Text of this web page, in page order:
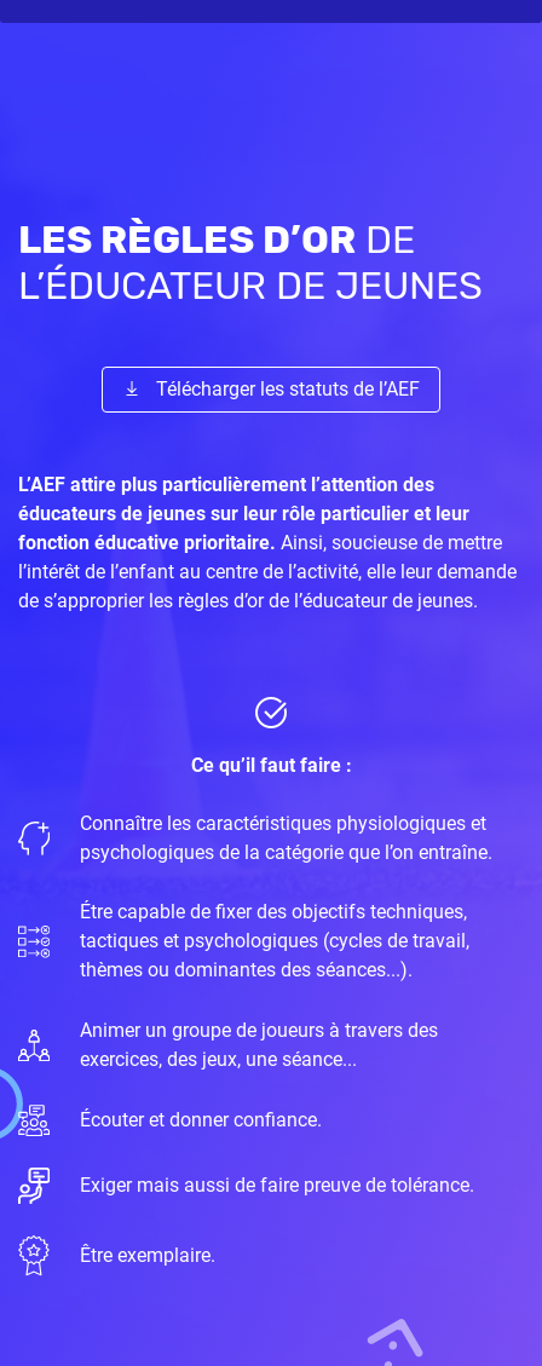
LES RÈGLES D’OR DE
L’ÉDUCATEUR DE JEUNES
Télécharger les statuts de l’AEF
L’AEF attire plus particulièrement l’attention des
éducateurs de jeunes sur leur rôle particulier et leur
fonction éducative prioritaire. Ainsi, soucieuse de mettre
l’intérêt de l’enfant au centre de l’activité, elle leur demande
de s’approprier les règles d’or de l’éducateur de jeunes.
Ce qu’il faut faire :
Connaître les caractéristiques physiologiques et
psychologiques de la catégorie que l’on entraîne.
Étre capable de fixer des objectifs techniques,
tactiques et psychologiques (cycles de travail,
thèmes ou dominantes des séances...).
Animer un groupe de joueurs à travers des
exercices, des jeux, une séance...
Écouter et donner confiance.
Exiger mais aussi de faire preuve de tolérance.
Être exemplaire.